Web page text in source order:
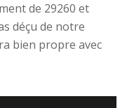
de 29260 et
déçu de notre
bien propre avec